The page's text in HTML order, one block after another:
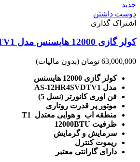
جدید
دوست داشتن
اشتراک گذاری
کولر گازی 12000 هایسنس مدل AS-12HR4SVDTV1
63,000,000 تومان (بدون مالیات)
کولر گازی 12000 هایسنس
مدل AS-12HR4SVDTV1
فن اوری کانورتر (نسل 5)
موتور پر قدرت روتاری
منطقه اب و هوایی معتدل T1
ظرفیت 12000BTU
سرمایش و گرمایش
ریموت کنترل
دارای گارانتی معتبر